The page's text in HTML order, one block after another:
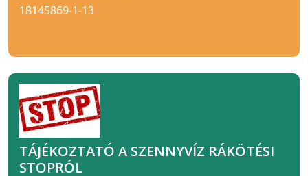
18145869-1-13
TÁJÉKOZTATÓ A SZENNYVÍZ RÁKÖTÉSI
STOPRÓL